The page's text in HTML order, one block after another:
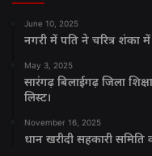
June 10, 2025
नगरी में पति ने चरित्र शंका
May 3, 2025
सारंगढ़ बिलाईगढ़ जिला
लिस्ट।
November 16, 2025
धान खरीदी सहकारी